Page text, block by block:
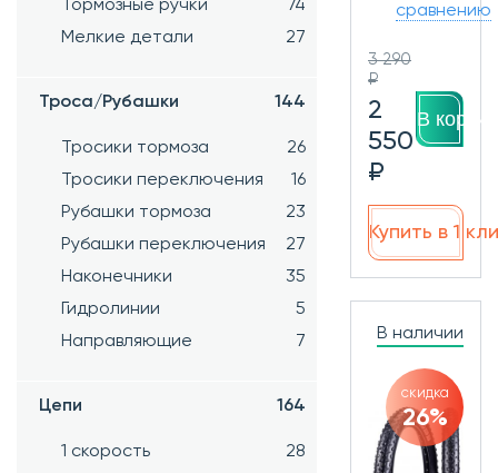
Тормозные ручки
74
Мелкие детали
27
Троса/Рубашки 144
Тросики тормоза
26
Тросики переключения
16
Рубашки тормоза
23
Рубашки переключения
27
Наконечники
35
Гидролинии
5
Направляющие
7
Цепи 164
1 скорость
28
сравнению
3 290
₽
2
550
₽
В
Купить в 1
В наличии
скидка
26%